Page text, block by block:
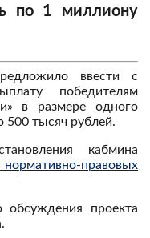
по 1 миллиону
ввести с
победителям
в размере одного
500 тысяч рублей.
кабмина
нормативно-правовых
обсуждения проекта